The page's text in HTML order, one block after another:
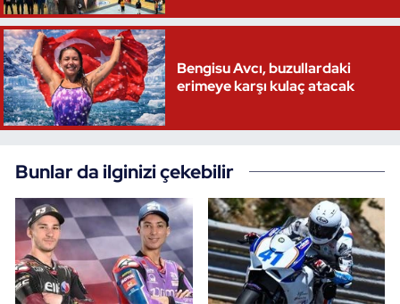
Bengisu Avcı, buzullardaki
erimeye karşı kulaç atacak
Bunlar da ilginizi çekebilir